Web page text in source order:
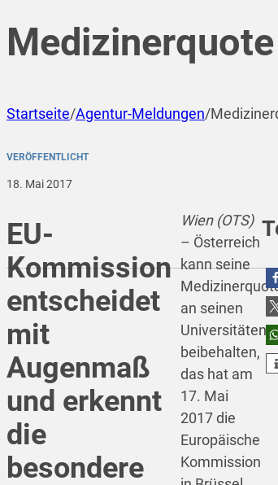
Startseite/Agentur-Meldungen/
VERÖFFENTLICHT
18. Mai 2017
EU-
Kommission
entscheidet
mit
Augenmaß
und erkennt
die
besondere
Wien (OTS)
– Österreich
kann seine
an seinen
Universitäten
beibehalten,
das hat am
17. Mai
2017 die
Europäische
Kommission